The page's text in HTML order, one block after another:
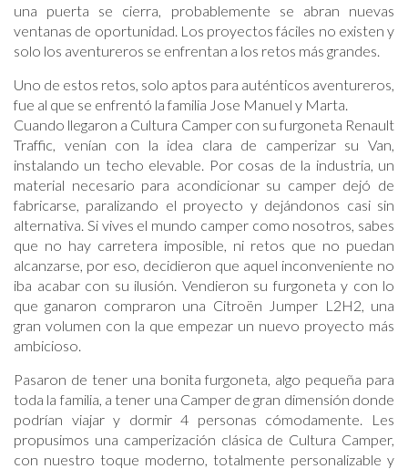
una puerta se cierra, probablemente se abran nuevas
ventanas de oportunidad. Los proyectos fáciles no existen y
solo los aventureros se enfrentan a los retos más grandes.
Uno de estos retos, solo aptos para auténticos aventureros,
fue al que se enfrentó la familia Jose Manuel y Marta.
Cuando llegaron a Cultura Camper con su furgoneta Renault
Traffic, venían con la idea clara de camperizar su Van,
instalando un techo elevable. Por cosas de la industria, un
material necesario para acondicionar su camper dejó de
fabricarse, paralizando el proyecto y dejándonos casi sin
alternativa. Si vives el mundo camper como nosotros, sabes
que no hay carretera imposible, ni retos que no puedan
alcanzarse, por eso, decidieron que aquel inconveniente no
iba acabar con su ilusión. Vendieron su furgoneta y con lo
que ganaron compraron una Citroën Jumper L2H2, una
gran volumen con la que empezar un nuevo proyecto más
ambicioso.
Pasaron de tener una bonita furgoneta, algo pequeña para
toda la familia, a tener una Camper de gran dimensión donde
podrían viajar y dormir 4 personas cómodamente. Les
propusimos una camperización clásica de Cultura Camper,
con nuestro toque moderno, totalmente personalizable y